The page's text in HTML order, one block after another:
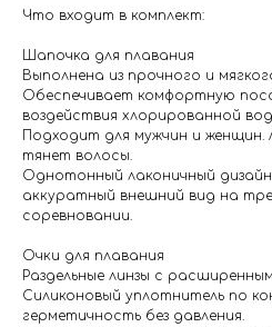
Что входит в комплект:
Шапочка для плавания
Выполнена из прочного и
Обеспечивает комфортную
воздействия хлорированной
Подходит для мужчин и женщин.
тянет волосы.
Однотонный лаконичный
аккуратный внешний вид на
соревновании.
Очки для плавания
Раздельные линзы с
Силиконовый уплотнитель по
герметичность без давления.